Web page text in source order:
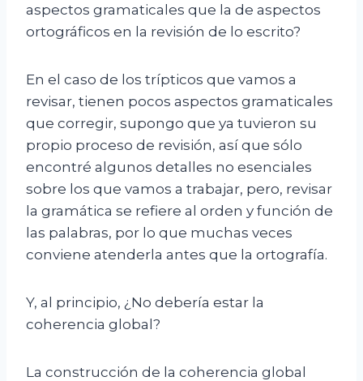
aspectos gramaticales que la de aspectos
ortográficos en la revisión de lo escrito?
En el caso de los trípticos que vamos a
revisar, tienen pocos aspectos gramaticales
que corregir, supongo que ya tuvieron su
propio proceso de revisión, así que sólo
encontré algunos detalles no esenciales
sobre los que vamos a trabajar, pero, revisar
la gramática se refiere al orden y función de
las palabras, por lo que muchas veces
conviene atenderla antes que la ortografía.
Y, al principio, ¿No debería estar la
coherencia global?
La construcción de la coherencia global